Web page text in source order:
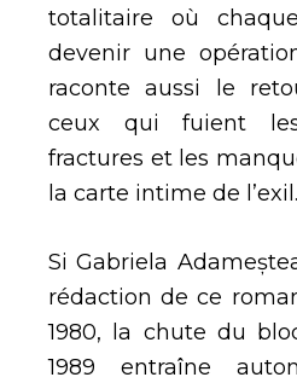
totalitaire où
devenir une
raconte aussi le
ceux qui fuient
fractures et les
la carte intime de l’exil.
Si Gabriela
rédaction de ce
1980, la chute du
1989 entraîne